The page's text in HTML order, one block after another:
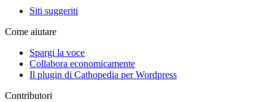
Siti suggeriti
Come aiutare
Spargi la voce
Collabora economicamente
Il plugin di Cathopedia per Wordpress
Contributori